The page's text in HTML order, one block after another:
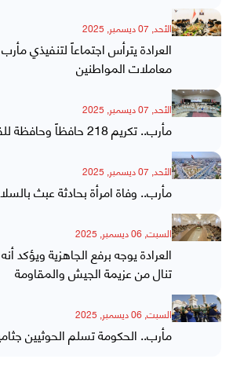
الأحد, 07 ديسمبر, 2025
العرادة يترأس اجتماعاً لتنفيذي
معاملات المواطنين
الأحد, 07 ديسمبر, 2025
مأرب.. تكريم 218 حافظاً وحافظة للقران الكريم
الأحد, 07 ديسمبر, 2025
مأرب.. وفاة امرأة بحادثة عبث
السبت, 06 ديسمبر, 2025
العرادة يوجه برفع الجاهزية ويؤكد
تنال من عزيمة الجيش والمقاومة
السبت, 06 ديسمبر, 2025
مأرب.. الحكومة تسلم الحوثيين جثامين 26 من